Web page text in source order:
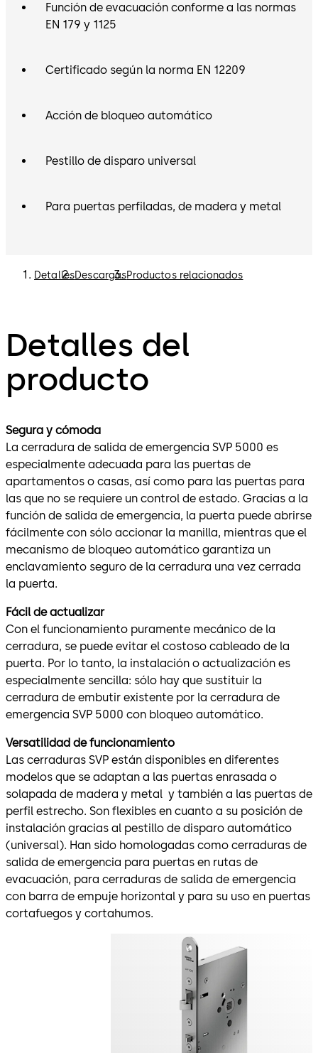
Función de evacuación conforme a las normas
EN 179 y 1125
Certificado según la norma EN 12209
Acción de bloqueo automático
Pestillo de disparo universal
Para puertas perfiladas, de madera y metal
DetallesDescargasProductos relacionados
Detalles del
producto
Segura y cómoda
La cerradura de salida de emergencia SVP 5000 es
especialmente adecuada para las puertas de
apartamentos o casas, así como para las puertas para
las que no se requiere un control de estado. Gracias a la
función de salida de emergencia, la puerta puede abrirse
fácilmente con sólo accionar la manilla, mientras que el
mecanismo de bloqueo automático garantiza un
enclavamiento seguro de la cerradura una vez cerrada
la puerta.
Fácil de actualizar
Con el funcionamiento puramente mecánico de la
cerradura, se puede evitar el costoso cableado de la
puerta. Por lo tanto, la instalación o actualización es
especialmente sencilla: sólo hay que sustituir la
cerradura de embutir existente por la cerradura de
emergencia SVP 5000 con bloqueo automático.
Versatilidad de funcionamiento
Las cerraduras SVP están disponibles en diferentes
modelos que se adaptan a las puertas enrasada o
solapada de madera y metal y también a las puertas de
perfil estrecho. Son flexibles en cuanto a su posición de
instalación gracias al pestillo de disparo automático
(universal). Han sido homologadas como cerraduras de
salida de emergencia para puertas en rutas de
evacuación, para cerraduras de salida de emergencia
con barra de empuje horizontal y para su uso en puertas
cortafuegos y cortahumos.